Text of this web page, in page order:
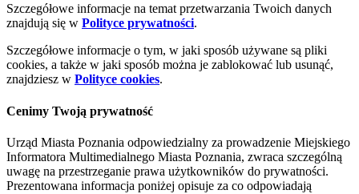
Szczegółowe informacje na temat przetwarzania Twoich danych
znajdują się w Polityce prywatności.
Szczegółowe informacje o tym, w jaki sposób używane są pliki
cookies, a także w jaki sposób można je zablokować lub usunąć,
znajdziesz w Polityce cookies.
Cenimy Twoją prywatność
Urząd Miasta Poznania odpowiedzialny za prowadzenie Miejskiego
Informatora Multimedialnego Miasta Poznania, zwraca szczególną
uwagę na przestrzeganie prawa użytkowników do prywatności.
Prezentowana informacja poniżej opisuje za co odpowiadają